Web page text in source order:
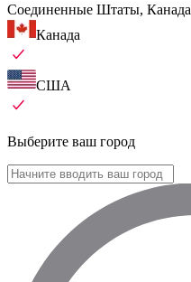
Соединенные Штаты, Канада
Канада
США
Выберите ваш город